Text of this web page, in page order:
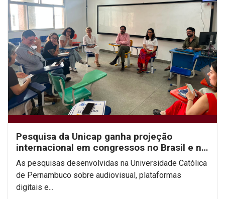
Pesquisa da Unicap ganha projeção
internacional em congressos no Brasil e no
México
As pesquisas desenvolvidas na Universidade Católica
de Pernambuco sobre audiovisual, plataformas
digitais e...